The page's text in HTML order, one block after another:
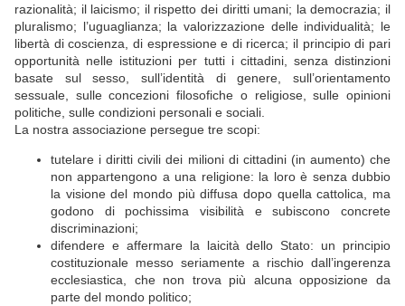
razionalità; il laicismo; il rispetto dei diritti umani; la democrazia; il
pluralismo; l’uguaglianza; la valorizzazione delle individualità; le
libertà di coscienza, di espressione e di ricerca; il principio di pari
opportunità nelle istituzioni per tutti i cittadini, senza distinzioni
basate sul sesso, sull’identità di genere, sull’orientamento
sessuale, sulle concezioni filosofiche o religiose, sulle opinioni
politiche, sulle condizioni personali e sociali.
La nostra associazione persegue tre scopi:
tutelare i diritti civili dei milioni di cittadini (in aumento) che
non appartengono a una religione: la loro è senza dubbio
la visione del mondo più diffusa dopo quella cattolica, ma
godono di pochissima visibilità e subiscono concrete
discriminazioni;
difendere e affermare la laicità dello Stato: un principio
costituzionale messo seriamente a rischio dall’ingerenza
ecclesiastica, che non trova più alcuna opposizione da
parte del mondo politico;